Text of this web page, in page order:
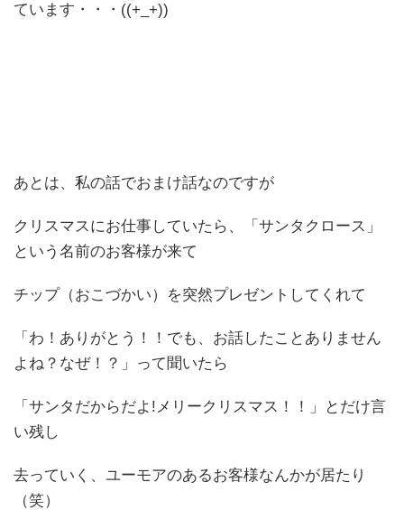
ています・・・((+_+))
あとは、私の話でおまけ話なのですが
クリスマスにお仕事していたら、「サンタクロース」
という名前のお客様が来て
チップ（おこづかい）を突然プレゼントしてくれて
「わ！ありがとう！！でも、お話したことありません
よね？なぜ！？」って聞いたら
「サンタだからだよ!メリークリスマス！！」とだけ言
い残し
去っていく、ユーモアのあるお客様なんかが居たり
（笑）